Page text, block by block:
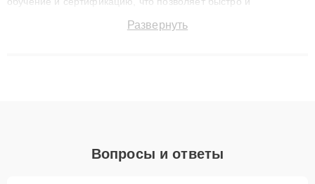
сохранением гарантии до 3 лет. Наши мастера решают
Развернуть
Вопросы и ответы